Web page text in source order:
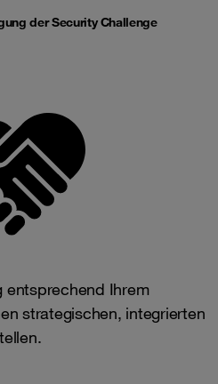
der Security Challenge
entsprechend Ihrem
strategischen, integrierten